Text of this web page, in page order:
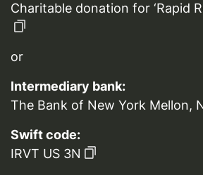
Charitable donation for ‘Rapid
or
Intermediary bank:
The Bank of New York Mellon,
Swift code:
IRVT US 3N